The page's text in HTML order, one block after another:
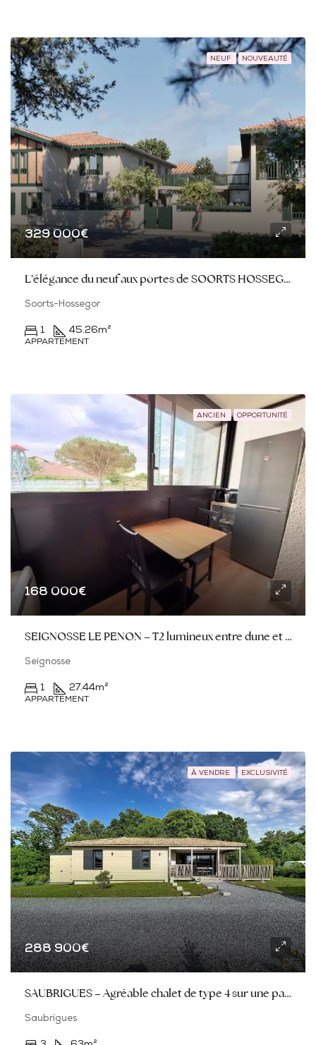
NEUF NOUVEAUTÉ
329 000€
L’élégance du neuf aux portes de SOORTS HOSSEGOR
Soorts-Hossegor
1 45.26m²
APPARTEMENT
ANCIEN OPPORTUNITÉ
168 000€
SEIGNOSSE LE PENON – T2 lumineux entre dune et océan
Seignosse
1 27.44m²
APPARTEMENT
À VENDRE EXCLUSIVITÉ
288 900€
SAUBRIGUES – Agréable chalet de type 4 sur une parcelle de 411M2
Saubrigues